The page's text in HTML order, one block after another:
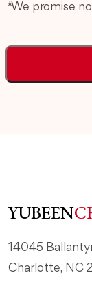
* We promise
YUBEEN
14045
Charlotte, NC